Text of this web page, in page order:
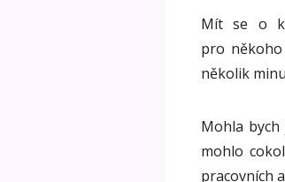
Mít se o
pro
několik
Mohla
mohlo
pracovních